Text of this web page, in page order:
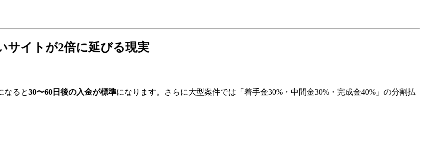
サイトが2倍に延びる現実
なると30〜60日後の入金が標準になります。さらに大型案件では「着手金30%・中間金30%・完成金40%」の分割払